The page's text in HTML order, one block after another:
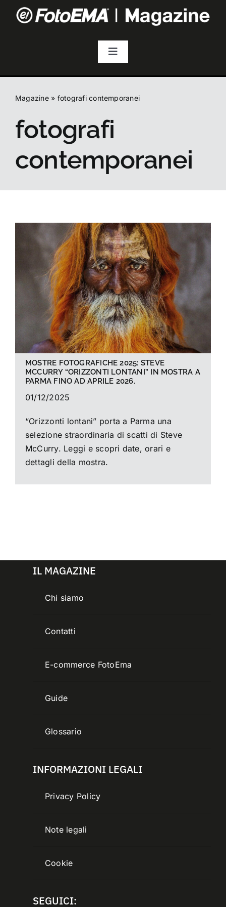
Toggle
Fotografia
La foto del mese
Guide
Magazine» fotografi contemporanei
fotografi
contemporanei
MOSTRE FOTOGRAFICHE 2025: STEVE
MCCURRY “ORIZZONTI LONTANI” IN MOSTRA A
PARMA FINO AD APRILE 2026.
01/12/2025
“Orizzonti lontani” porta a Parma una
selezione straordinaria di scatti di Steve
McCurry. Leggi e scopri date, orari e
dettagli della mostra.
IL MAGAZINE
Chi siamo
Contatti
E-commerce FotoEma
Guide
Glossario
INFORMAZIONI LEGALI
Privacy Policy
Note legali
Cookie
SEGUICI: